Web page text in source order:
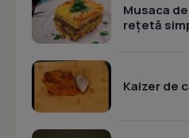
Musaca
rețetă
Kaizer de